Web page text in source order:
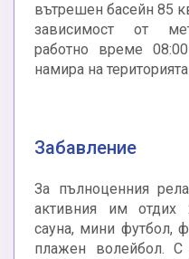
вътрешен басейн 85
зависимост от
работно време
намира на
Забавление
За пълноценния
активния им отдих
сауна, мини футбол,
плажен волейбол.